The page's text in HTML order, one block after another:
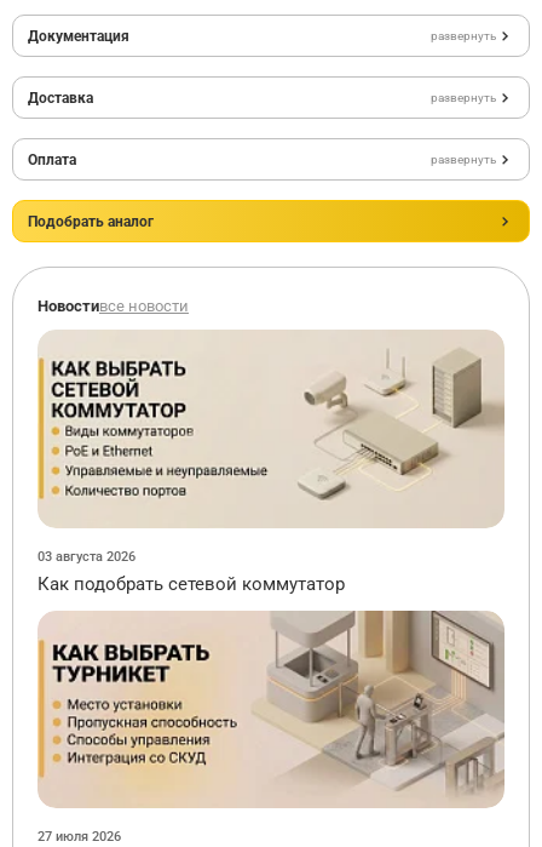
Документация развернуть
Доставка развернуть
Оплата развернуть
Подобрать аналог
Новостивсе новости
03 августа 2026
Как подобрать сетевой коммутатор
27 июля 2026